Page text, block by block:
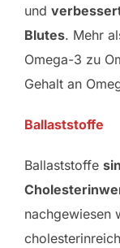
und
Blutes. Mehr
Omega-3 zu
Gehalt an
Ballaststoffe
Ballaststoffe
nachgewiesen